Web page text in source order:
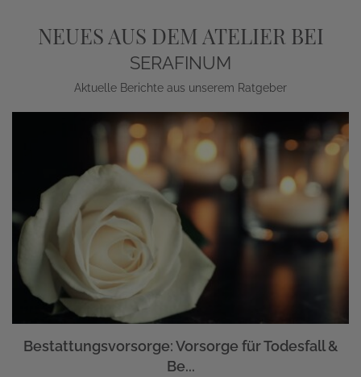
NEUES AUS DEM ATELIER BEI
SERAFINUM
Aktuelle Berichte aus unserem Ratgeber
Bestattungsvorsorge: Vorsorge für Todesfall &
Be...